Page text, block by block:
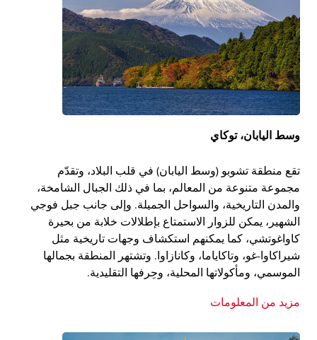
وسط اليابان، توكاي
تقع منطقة تشوبو (وسط اليابان) في قلب البلاد، وتقدّم
مجموعة متنوعة من المعالم، بما في ذلك الجبال الشامخة،
والمدن التاريخية، والسواحل الجميلة. وإلى جانب جبل فوجي
الشهير، يمكن للزوار الاستمتاع بإطلالات خلابة من بحيرة
كاواغوتشي، كما يمكنهم استكشاف وجهات تاريخية مثل
شيراكاوا-غو، وتاكاياما، وكانازاوا. وتشتهر المنطقة بجمالها
الموسمي، ومأكولاتها المحلية، وحِرفها التقليدية.
مزيد من المعلومات